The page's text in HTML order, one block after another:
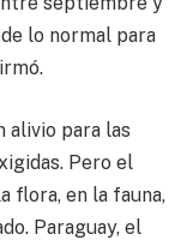
lo normal para
alivio para las
Pero el
flora, en la fauna,
Paraguay, el